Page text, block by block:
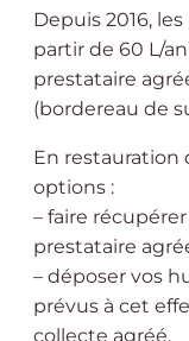
Depuis 2016,
partir de 60 L/
prestataire
(bordereau de
En restauration
options :
– faire
prestataire
– déposer vos
prévus à cet
collecte agréé.